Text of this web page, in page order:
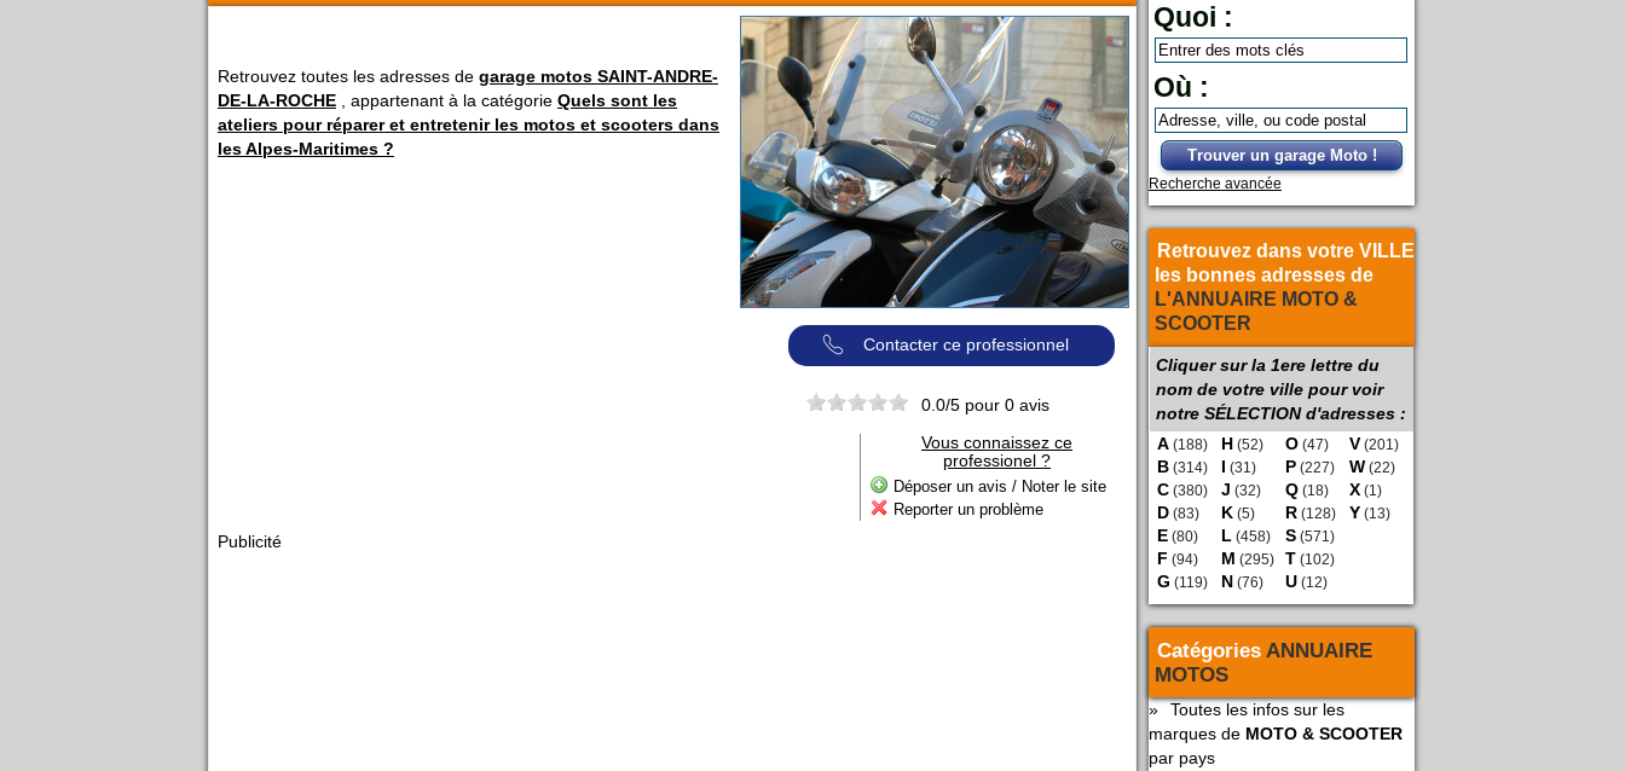
Quoi :
Où :
Trouver un garage Moto !
Recherche avancée
Retrouvez dans votre VILLE
les bonnes adresses de
L'ANNUAIRE MOTO &
SCOOTER
Cliquer sur la 1ere lettre du
nom de votre ville pour voir
notre SÉLECTION d'adresses :
A (188)
B (314)
C (380)
D (83)
E (80)
F (94)
G (119)
H (52)
I (31)
J (32)
K (5)
L (458)
M (295)
N (76)
O (47)
P (227)
Q (18)
R (128)
S (571)
T (102)
U (12)
V (201)
W (22)
X (1)
Y (13)
Catégories ANNUAIRE
MOTOS
»
Toutes les infos sur les
marques de MOTO & SCOOTER
par pays
Contacter ce professionnel
0.0/5 pour 0avis
Vous connaissez ce
professionel ?
Déposer un avis / Noter le site
Reporter un problème
Retrouvez toutes les adresses de garage motos SAINT-ANDRE-
DE-LA-ROCHE , appartenant à la catégorie Quels sont les
ateliers pour réparer et entretenir les motos et scooters dans
les Alpes-Maritimes ?
Publicité